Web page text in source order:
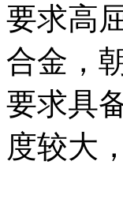
要求高
合金，
要求具
度较大